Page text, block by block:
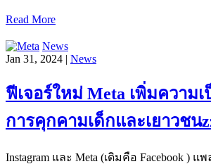
Read More
News
Jan 31, 2024 | News
ฟีเจอร์ใหม่ Meta เพิ่มความ
การคุกคามเด็กและเยาวชน
Instagram และ Meta (เดิมคือ Facebook )